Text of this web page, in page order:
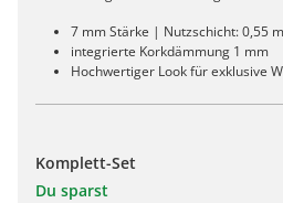
7 mm Stärke | Nutzschicht: 0,55
integrierte Korkdämmung 1 mm
Hochwertiger Look für exklusive
Komplett-Set
Du sparst